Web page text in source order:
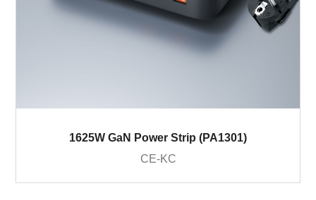
1625W GaN Power Strip (PA1301)
CE-KC